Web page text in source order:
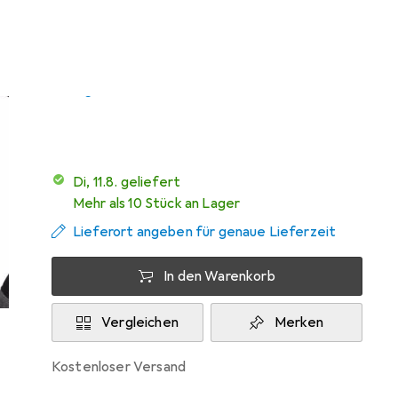
Di, 11.8. geliefert
Mehr als 10 Stück an Lager
Lieferort angeben für genaue Lieferzeit
In den Warenkorb
Vergleichen Merken
kostenloser Versand